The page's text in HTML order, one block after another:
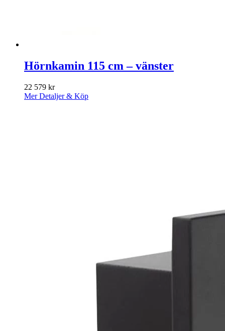
Hörnkamin 115 cm – vänster
22 579 kr
Mer Detaljer & Köp